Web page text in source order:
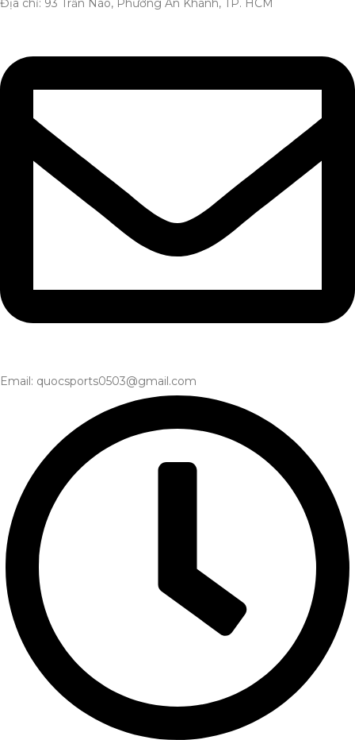
Địa chỉ: 93 Trần Não, Phường An Khánh, TP. HCM
Email: quocsports0503@gmail.com